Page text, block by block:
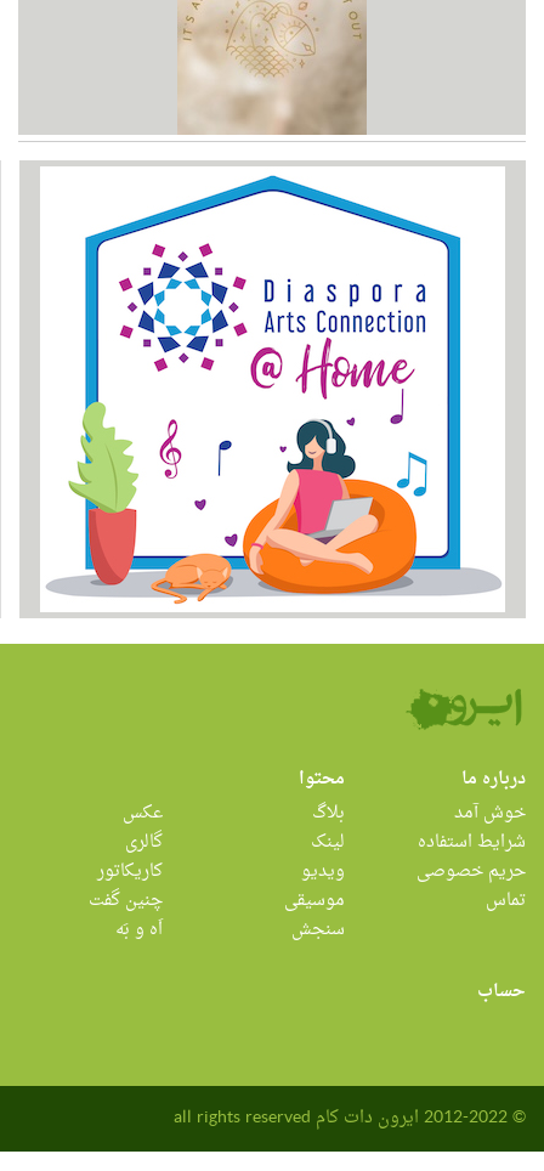
درباره ما
خوش آمد
شرایط استفاده
حریم خصوصی
تماس
محتوا
بلاگ
لینک
ویدیو
موسیقی
سنجش
عکس
گالری
کاریکاتور
چنین گفت
اَه و بَه
حساب
© 2012-2022 ایرون دات کام all rights reserved